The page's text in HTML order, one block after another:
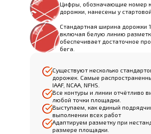
Цифры, обозначающие номер
дорожки, нанесены у
Стандартная ширина дорожки
включая белую линию
обеспечивает достаточное
бега.
Существуют несколько
дорожек. Самые
IAAF, NCAA, NFHS.
Все контуры и линии отчётливо
любой точки площадки.
Выступаем, как единый
выполнении всех работ
Адаптируем разметку при
размере площадки.